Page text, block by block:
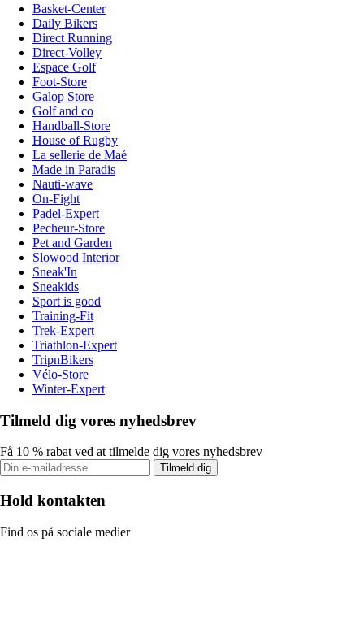
Basket-Center
Daily Bikers
Direct Running
Direct-Volley
Espace Golf
Foot-Store
Galop Store
Golf and co
Handball-Store
House of Rugby
La sellerie de Maé
Made in Paradis
Nauti-wave
On-Fight
Padel-Expert
Pecheur-Store
Pet and Garden
Slowood Interior
Sneak'In
Sneakids
Sport is good
Training-Fit
Trek-Expert
Triathlon-Expert
TripnBikers
Vélo-Store
Winter-Expert
Tilmeld dig vores nyhedsbrev
Få 10 % rabat ved at tilmelde dig vores nyhedsbrev
Tilmeld dig
Hold kontakten
Find os på sociale medier